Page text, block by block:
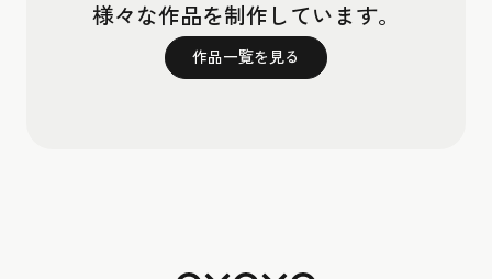
様々な作品を制作しています。
作品一覧を見る